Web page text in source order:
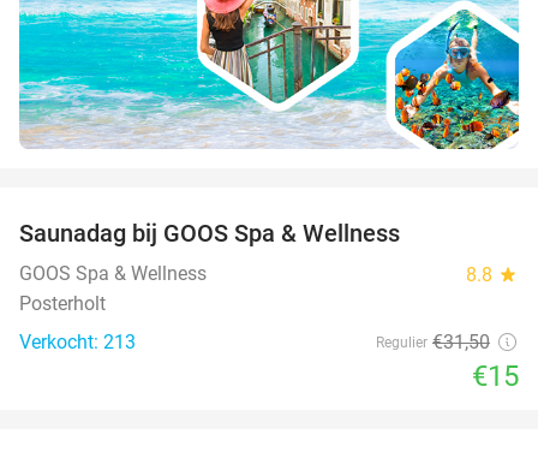
Saunadag bij GOOS Spa & Wellness
GOOS Spa & Wellness 8.8 star
Posterholt
Verkocht: 213
Regulier €31,50
€15